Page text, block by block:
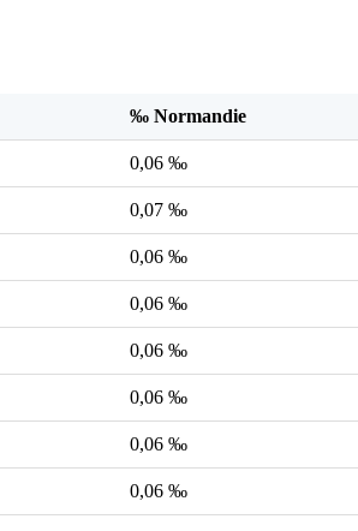
‰ Normandie
0,06 ‰
0,07 ‰
0,06 ‰
0,06 ‰
0,06 ‰
0,06 ‰
0,06 ‰
0,06 ‰